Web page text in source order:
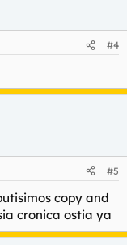
#4
#5
copy and
cronica ostia ya